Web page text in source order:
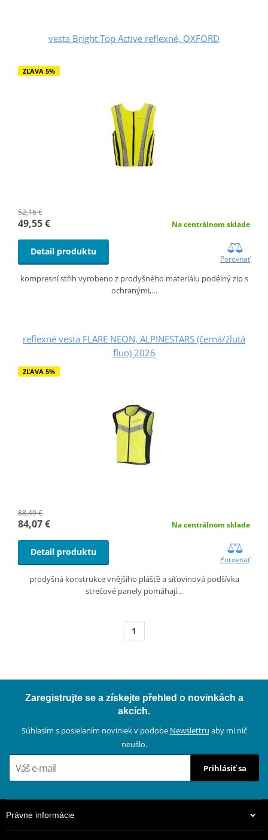
vesta Bright Top Active reflexné, OXFORD
ZĽAVA 5%
52,16 €
49,55 € Na centrálnom sklade
Detail produktu
Porovnať
kompresní střih vyrobeno z prodyšného materiálu podélný zip s
ochranými,…
reflexné vesta FLARE NEON, ALPINESTARS (černá/žlutá
fluo) 2026
ZĽAVA 5%
88,49 €
84,07 € Na centrálnom sklade
Detail produktu
Porovnať
prodyšná konstrukce vnějšího plášťě a síťovinová podšívka
strečové panely pomáhají…
1
Zaregistrujte se a získejte přehled o novinkách a
akcích.
Súhlasím s posielaním noviniek v podobe Newslettru aby mi nič
neušlo.
Prihlásiť sa
Právne informácie